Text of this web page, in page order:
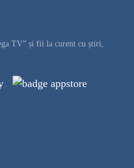
TV” și fii la curent cu știri,